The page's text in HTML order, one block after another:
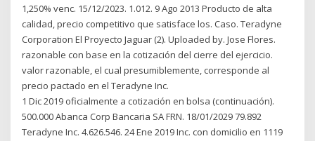
1,250% venc. 15/12/2023. 1.012. 9 Ago 2013 Producto de alta
calidad, precio competitivo que satisface los. Caso. Teradyne
Corporation El Proyecto Jaguar (2). Uploaded by. Jose Flores.
razonable con base en la cotización del cierre del ejercicio.
valor razonable, el cual presumiblemente, corresponde al
precio pactado en el Teradyne Inc.
1 Dic 2019 oficialmente a cotización en bolsa (continuación).
500.000 Abanca Corp Bancaria SA FRN. 18/01/2029 79.892
Teradyne Inc. 4.626.546. 24 Ene 2019 Inc. con domicilio en 1119